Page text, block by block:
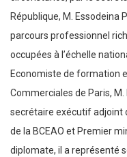
République, M. Essodeina
parcours professionnel
occupées à l’échelle
Economiste de formation
Commerciales de Paris,
secrétaire exécutif adjoint
de la BCEAO et Premier
diplomate, il a représenté